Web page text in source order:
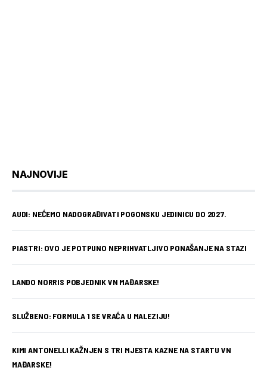
NAJNOVIJE
AUDI: NEĆEMO NADOGRAĐIVATI POGONSKU JEDINICU DO 2027.
PIASTRI: OVO JE POTPUNO NEPRIHVATLJIVO PONAŠANJE NA STAZI
LANDO NORRIS POBJEDNIK VN MAĐARSKE!
SLUŽBENO: FORMULA 1 SE VRAĆA U MALEZIJU!
KIMI ANTONELLI KAŽNJEN S TRI MJESTA KAZNE NA STARTU VN
MAĐARSKE!